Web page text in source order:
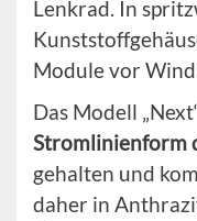
Lenkrad. In
Module vor
Das Modell
Stromlinienform
gehalten und
daher in